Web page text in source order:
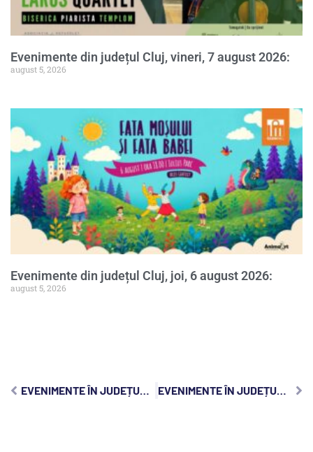
Evenimente din județul Cluj, vineri, 7 august 2026:
august 5, 2026
Evenimente din județul Cluj, joi, 6 august 2026:
august 5, 2026
EVENIMENTE ÎN JUDEȚUL CLUJ, MIERCURI, 11 IANUARIE 2023: EVENIMENTE ÎN JUDEȚUL CLUJ, VINERI, 13 IANUARIE 2023: